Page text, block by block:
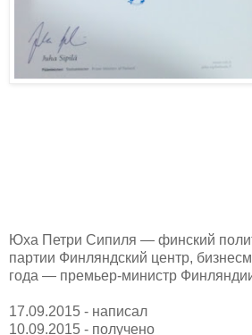
Юха Петри Сипиля — финский
партии Финляндский центр,
года — премьер-министр
17.09.2015 - написал
10.09.2015 - получено